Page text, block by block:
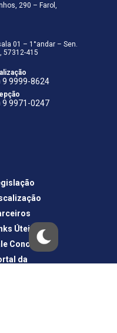
290 – Farol,
01 – 1°andar – Sen.
57312-415
9 9999-8624
9 9971-0247
Úteis
Conosco
da